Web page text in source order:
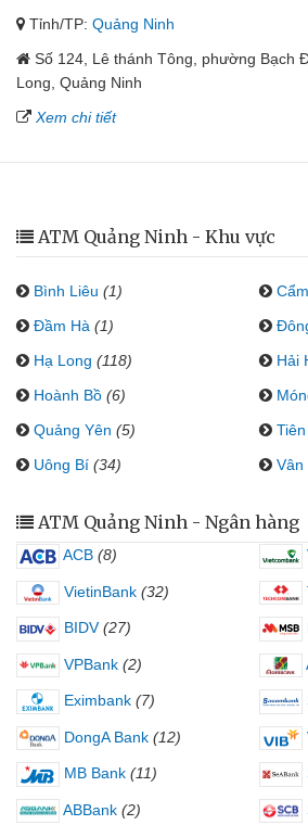
Tỉnh/TP: Quảng Ninh
Số 124, Lê thánh Tông, phường Bạch
Long, Quảng Ninh
Xem chi tiết
ATM Quảng Ninh - Khu vực
Bình Liêu (1)
Đầm Hà (1)
Hạ Long (118) Hải
Hoành Bồ (6)
Quảng Yên (5)
Uông Bí (34) Vân
ATM Quảng Ninh - Ngân hàng
ACB (8)
VietinBank (32)
BIDV (27)
VPBank (2)
Eximbank (7)
DongA Bank (12)
MB Bank (11)
ABBank (2)